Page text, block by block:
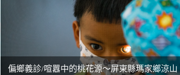
偏鄉義診/喧囂中的桃花源～屏東縣瑪家鄉涼山